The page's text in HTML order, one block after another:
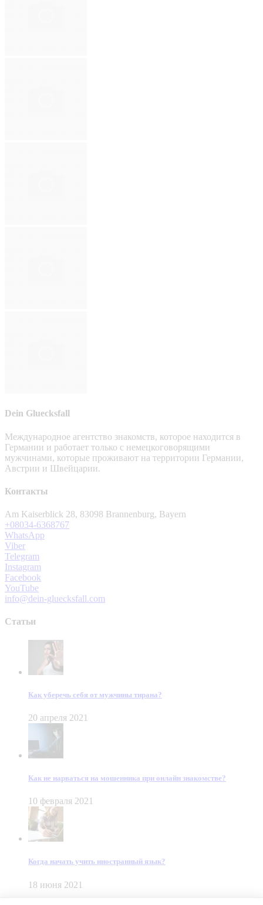
Dein Gluecksfall
Международное агентство знакомств, которое находится в
Германии и работает только с немецкоговорящими
мужчинами, которые проживают на территории Германии,
Австрии и Швейцарии.
Контакты
Am Kaiserblick 28, 83098 Brannenburg, Bayern
+08034-6368767
WhatsApp
Viber
Telegram
Instagram
Facebook
YouTube
info@dein-gluecksfall.com
Статьи
Как уберечь себя от мужчины тирана?
20 апреля 2021
Как не нарваться на мошенника при онлайн знакомстве?
10 февраля 2021
Когда начать учить иностранный язык?
18 июня 2021